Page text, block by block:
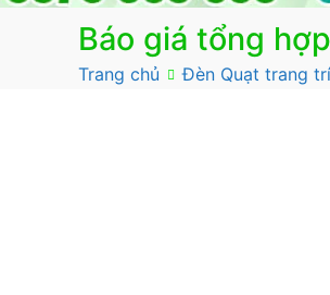
Báo giá tổng
Trang chủ Đèn Quạt trang trí